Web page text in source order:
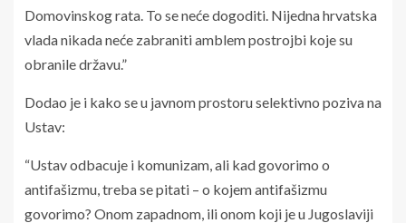
Domovinskog rata. To se neće dogoditi. Nijedna hrvatska
vlada nikada neće zabraniti amblem postrojbi koje su
obranile državu.”
Dodao je i kako se u javnom prostoru selektivno poziva na
Ustav:
“Ustav odbacuje i komunizam, ali kad govorimo o
antifašizmu, treba se pitati – o kojem antifašizmu
govorimo? Onom zapadnom, ili onom koji je u Jugoslaviji